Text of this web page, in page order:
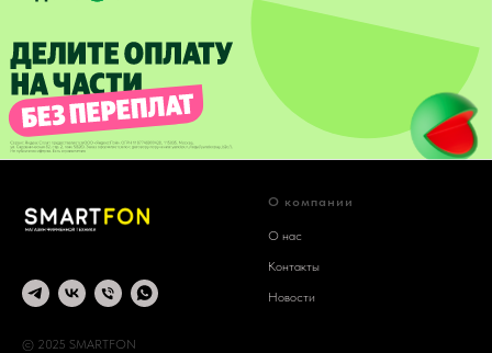
© 2025 SMARTFON
О компании
О нас
Контакты
Новости